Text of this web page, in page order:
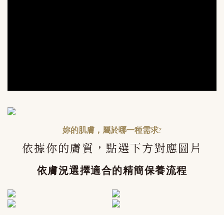
妳的肌膚，屬於哪一種需求?
依據你的膚質，點選下方對應圖片
依膚況選擇適合的精簡保養流程